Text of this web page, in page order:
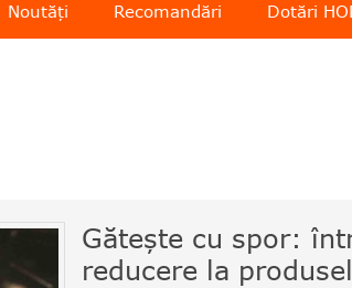
Noutăți Recomandări Dotări
Gătește cu spor:
reducere la